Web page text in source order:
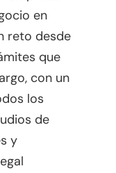
en
reto desde
que
con un
los
de
y